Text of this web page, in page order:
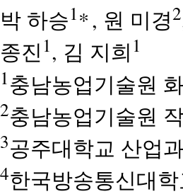
박 하승1*, 원 미경2
종진 1, 김 지희 1
1 충남농업기술원
2충남농업기술원
3공주대학교 산업
4한국방송통신대